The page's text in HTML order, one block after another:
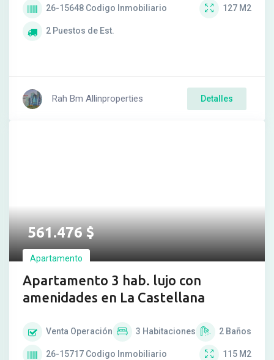
26-15648 Codigo Inmobiliario 127 M2
2 Puestos de Est.
Rah Bm Allinproperties Detalles
561.476$
Apartamento
Apartamento 3 hab. lujo con
amenidades en La Castellana
Venta Operación 3 Habitaciones 2 Baños
26-15717 Codigo Inmobiliario 115 M2